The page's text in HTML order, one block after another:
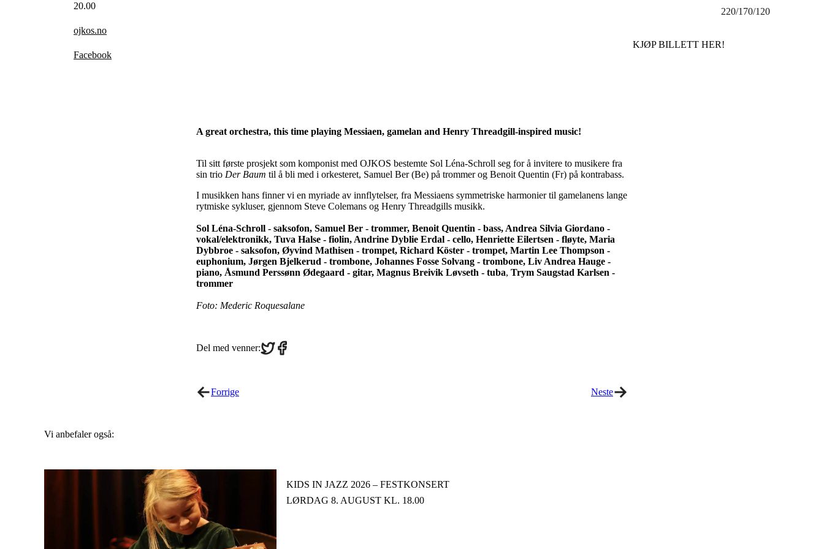
20.00
ojkos.no
Facebook
220/170/120
KJØP BILLETT HER!
A great orchestra, this time playing Messiaen, gamelan and Henry Threadgill-inspired music!
Til sitt første prosjekt som komponist med OJKOS bestemte Sol Léna-Schroll seg for å invitere to musikere fra
sin trio Der Baum til å bli med i orkesteret, Samuel Ber (Be) på trommer og Benoit Quentin (Fr) på kontrabass.
I musikken hans finner vi en myriade av innflytelser, fra Messiaens symmetriske harmonier til gamelanens lange
rytmiske sykluser, gjennom Steve Colemans og Henry Threadgills musikk.
Sol Léna-Schroll - saksofon, Samuel Ber - trommer, Benoit Quentin - bass, Andrea Silvia Giordano -
vokal/elektronikk, Tuva Halse - fiolin, Andrine Dyblie Erdal - cello, Henriette Eilertsen - fløyte, Maria
Dybbroe - saksofon, Øyvind Mathisen - trompet, Richard Köster - trompet, Martin Lee Thompson -
euphonium, Jørgen Bjelkerud - trombone, Johannes Fosse Solvang - trombone, Liv Andrea Hauge -
piano, Åsmund Perssønn Ødegaard - gitar, Magnus Breivik Løvseth - tuba, Trym Saugstad Karlsen -
trommer
Foto: Mederic Roquesalane
Del med venner:Share
on
Share
on
Forrige Neste
Vi anbefaler også:
KIDS IN JAZZ 2026 – FESTKONSERT
LØRDAG 8. AUGUST KL. 18.00